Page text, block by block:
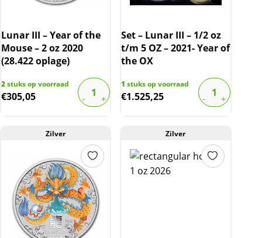
Lunar III – Year of the
Mouse – 2 oz 2020
(28.422 oplage)
2stuks op voorraad
€305,05
Set – Lunar III – 1/2 oz
t/m 5 OZ – 2021- Year of
the OX
1 stuks op voorraad
€1.525,25
Zilver Zilver